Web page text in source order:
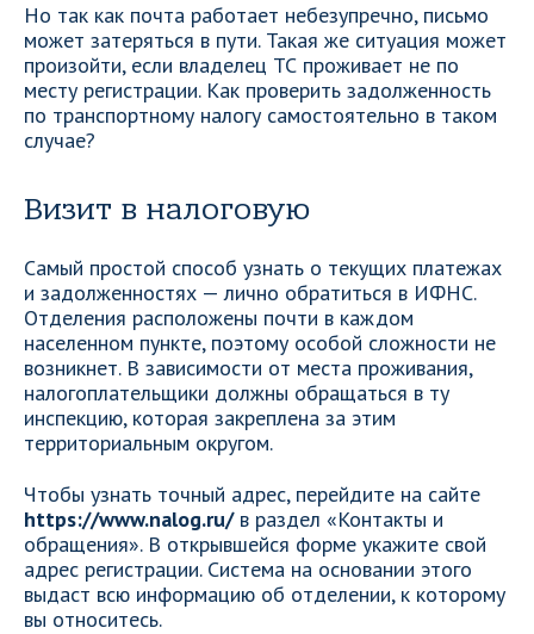
Но так как почта работает небезупречно, письмо
может затеряться в пути. Такая же ситуация может
произойти, если владелец ТС проживает не по
месту регистрации. Как проверить задолженность
по транспортному налогу самостоятельно в таком
случае?
Визит в налоговую
Самый простой способ узнать о текущих платежах
и задолженностях — лично обратиться в ИФНС.
Отделения расположены почти в каждом
населенном пункте, поэтому особой сложности не
возникнет. В зависимости от места проживания,
налогоплательщики должны обращаться в ту
инспекцию, которая закреплена за этим
территориальным округом.
Чтобы узнать точный адрес, перейдите на сайте
https://www.nalog.ru/в раздел «Контакты и
обращения». В открывшейся форме укажите свой
адрес регистрации. Система на основании этого
выдаст всю информацию об отделении, к которому
вы относитесь.